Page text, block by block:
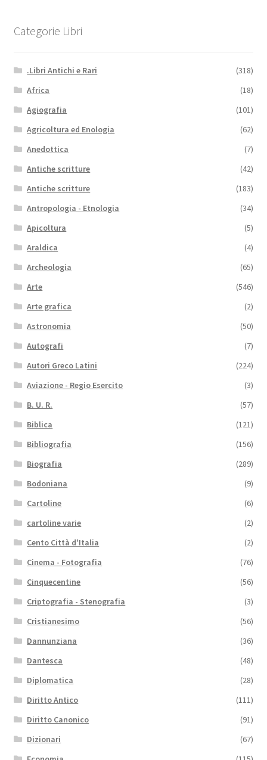
Categorie Libri
.Libri Antichi e Rari
(318)
Africa
(18)
Agiografia
(101)
Agricoltura ed Enologia
(62)
Anedottica
(7)
Antiche scritture
(42)
Antiche scritture
(183)
Antropologia - Etnologia
(34)
Apicoltura
(5)
Araldica
(4)
Archeologia
(65)
Arte
(546)
Arte grafica
(2)
Astronomia
(50)
Autografi
(7)
Autori Greco Latini
(224)
Aviazione - Regio Esercito
(3)
B. U. R.
(57)
Biblica
(121)
Bibliografia
(156)
Biografia
(289)
Bodoniana
(9)
Cartoline
(6)
cartoline varie
(2)
Cento Città d'Italia
(2)
Cinema - Fotografia
(76)
Cinquecentine
(56)
Criptografia - Stenografia
(3)
Cristianesimo
(56)
Dannunziana
(36)
Dantesca
(48)
Diplomatica
(28)
Diritto Antico
(111)
Diritto Canonico
(91)
Dizionari
(67)